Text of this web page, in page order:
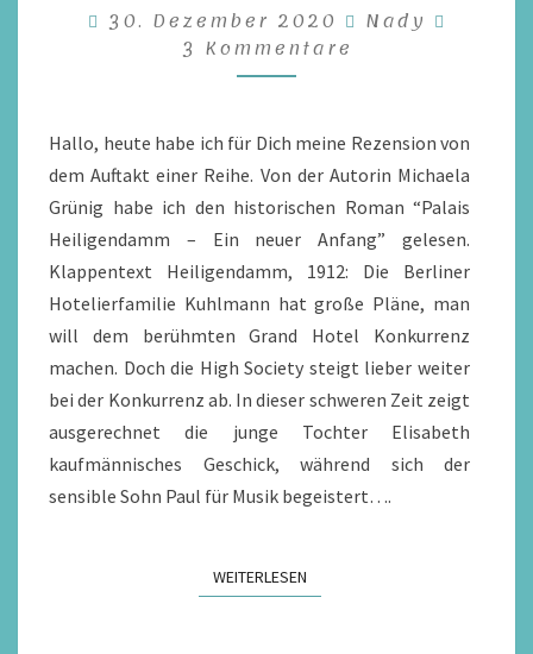
HEILIGENDAMM
–
EIN
ANFANG
/
REZENSION
30. Dezember 2020 Nady
3 Kommentare
Hallo, heute habe ich für Dich meine Rezension von
dem Auftakt einer Reihe. Von der Autorin Michaela
Grünig habe ich den historischen Roman “Palais
Heiligendamm – Ein neuer Anfang” gelesen.
Klappentext Heiligendamm, 1912: Die Berliner
Hotelierfamilie Kuhlmann hat große Pläne, man
will dem berühmten Grand Hotel Konkurrenz
machen. Doch die High Society steigt lieber weiter
bei der Konkurrenz ab. In dieser schweren Zeit zeigt
ausgerechnet die junge Tochter Elisabeth
kaufmännisches Geschick, während sich der
sensible Sohn Paul für Musik begeistert….
WEITERLESENWEITERLESEN